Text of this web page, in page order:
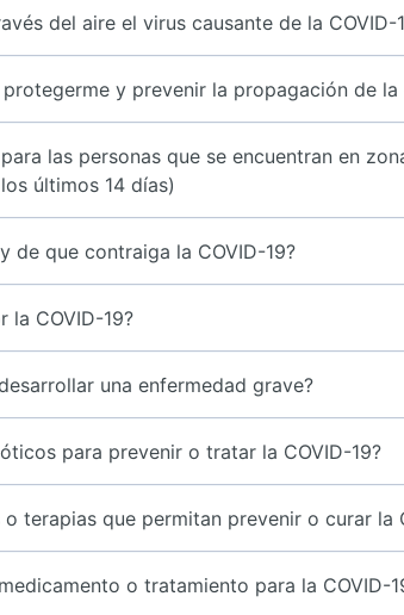
del aire el virus causante de la COVID-
y prevenir la propagación de la
las personas que se encuentran en
últimos 14 días)
de que contraiga la COVID-19?
la COVID-19?
una enfermedad grave?
para prevenir o tratar la COVID-19?
terapias que permitan prevenir o curar la
o tratamiento para la COVID-